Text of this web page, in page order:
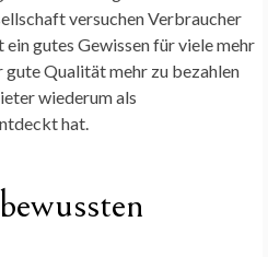
versuchen Verbraucher
gutes Gewissen für viele mehr
Qualität mehr zu bezahlen
wiederum als
hat.